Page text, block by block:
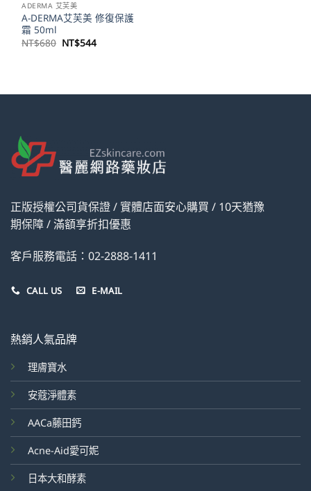
ADERMA 艾芙美
A-DERMA艾芙美 修復保護
霜 50ml
NT$680 原
始
NT$544目
正版授權公司貨保證 / 實體店面安心購買 / 10天猶豫
期保障 / 滿額享折扣優惠
客戶服務電話：02-2888-1411
CALL US E-MAIL
熱銷人氣品牌
理膚寶水
安蔻淨體素
AACa藤田鈣
Acne-Aid愛可妮
日本大和酵素